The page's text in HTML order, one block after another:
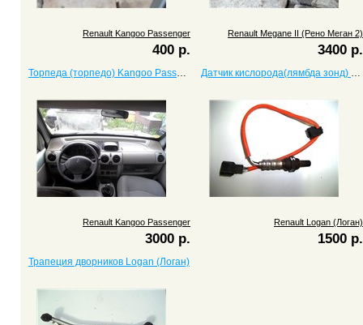
Renault Kangoo Passenger
400 р.
Renault Megane II (Рено Меган 2)
3400 р.
Торпеда (торпедо) Kangoo Passenger
Renault Kangoo Passenger
3000 р.
Датчик кислорода(лямбда зонд) Logan (Логан)
Renault Logan (Логан)
1500 р.
Трапеция дворников Logan (Логан)